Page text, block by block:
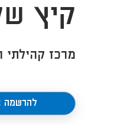
קיץ
מרכז קהילתי
להרשמה